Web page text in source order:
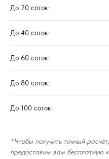
До 20 соток:
До 40 соток:
До 60 соток:
До 80 соток:
До 100 соток:
*Чтобы получить точный
предоставим вам бесплатную